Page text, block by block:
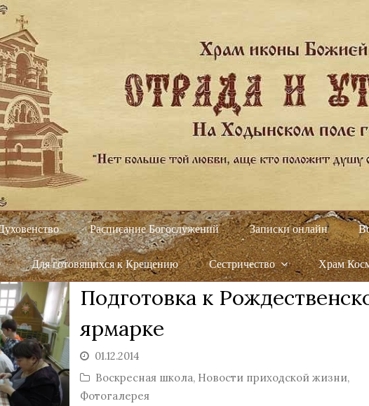
Расписание Богослужений Записки онлайн
Для готовящихся к Крещению Сестричество Храм
Подготовка к
ярмарке
01.12.2014
Воскресная школа, Новости приходской жизни,
Фотогалерея